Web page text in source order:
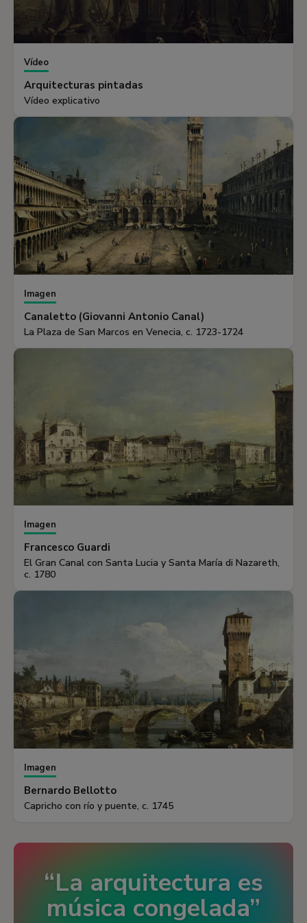
Vídeo
Arquitecturas pintadas
Vídeo explicativo
Imagen
Canaletto (Giovanni Antonio Canal)
La Plaza de San Marcos en Venecia, c. 1723-1724
Imagen
Francesco Guardi
El Gran Canal con Santa Lucia y Santa María di Nazareth,
c. 1780
Imagen
Bernardo Bellotto
Capricho con río y puente, c. 1745
La arquitectura es
música congelada